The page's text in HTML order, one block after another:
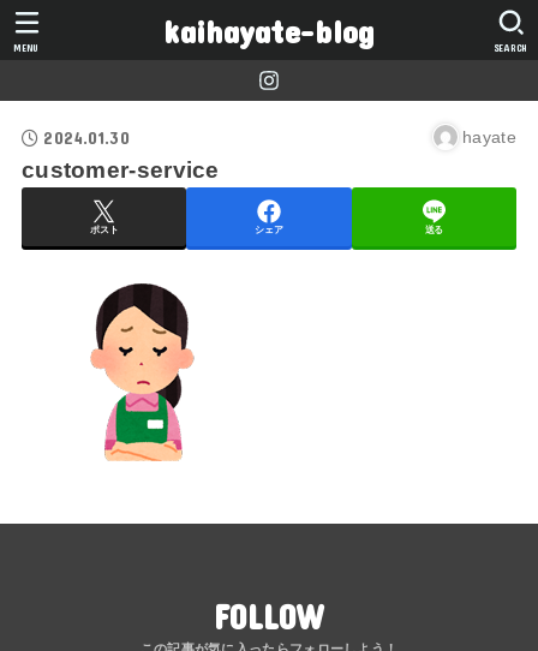
kaihayate-blog SEARCH
MENU
2024.01.30 hayate
customer-service
ポスト シェア 送る
FOLLOW